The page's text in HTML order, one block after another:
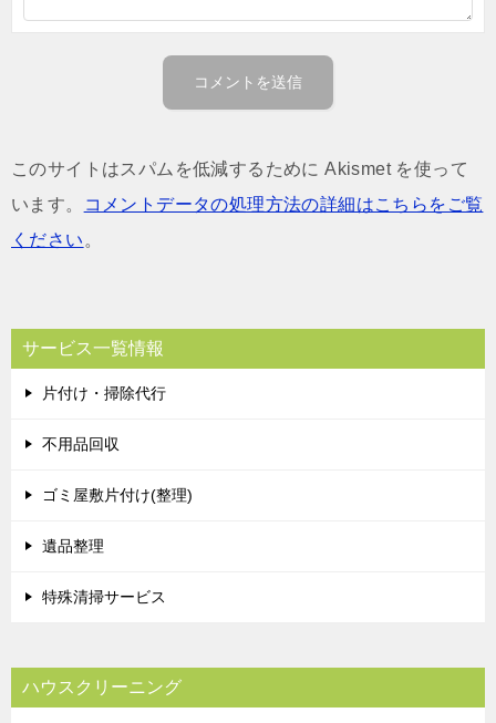
このサイトはスパムを低減するために Akismet を使って
います。
コメントデータの処理方法の詳細はこちらをご覧
ください 。
サービス一覧情報
片付け・掃除代行
不用品回収
ゴミ屋敷片付け(整理)
遺品整理
特殊清掃サービス
ハウスクリーニング